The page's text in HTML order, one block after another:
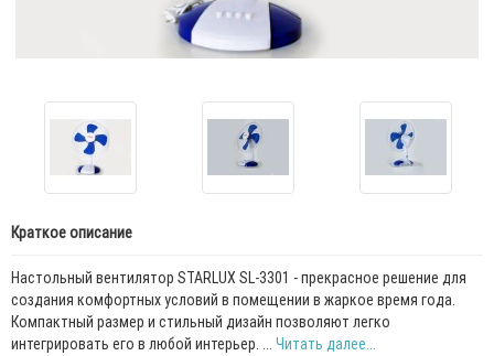
Краткое описание
Настольный вентилятор STARLUX SL-3301 - прекрасное решение для
создания комфортных условий в помещении в жаркое время года.
Компактный размер и стильный дизайн позволяют легко
интегрировать его в любой интерьер. ... Читать далее...